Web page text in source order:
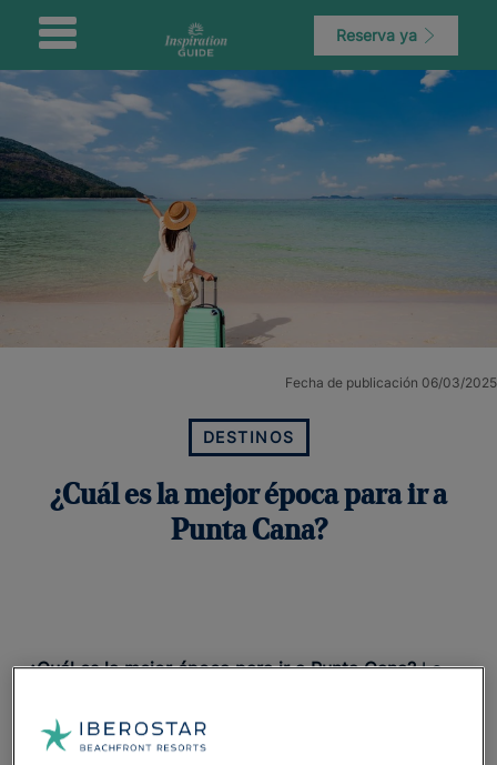
Reserva ya
Fecha de publicación 06/03/2025
DESTINOS
¿Cuál es la mejor época para ir a
Punta Cana?
¿Cuál es la mejor época para ir a Punta Cana?Lo
Caribe
, donde las playas infinitas de arena blanca y
aguas cristalinas forman parte de una sensación